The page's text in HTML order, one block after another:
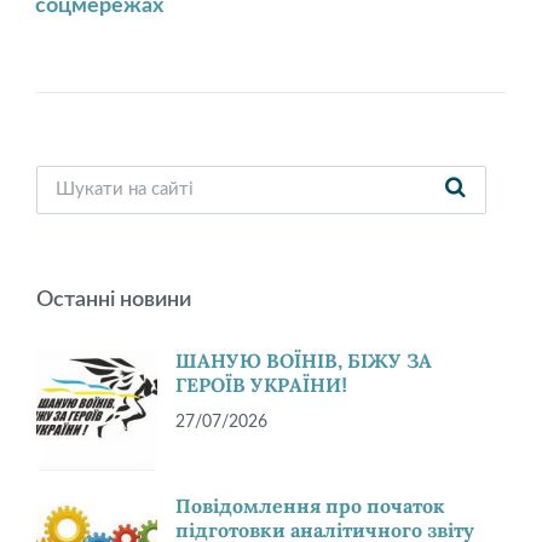
соцмережах
Останні новини
ШАНУЮ ВОЇНІВ, БІЖУ ЗА
ГЕРОЇВ УКРАЇНИ!
27/07/2026
Повідомлення про початок
підготовки аналітичного звіту